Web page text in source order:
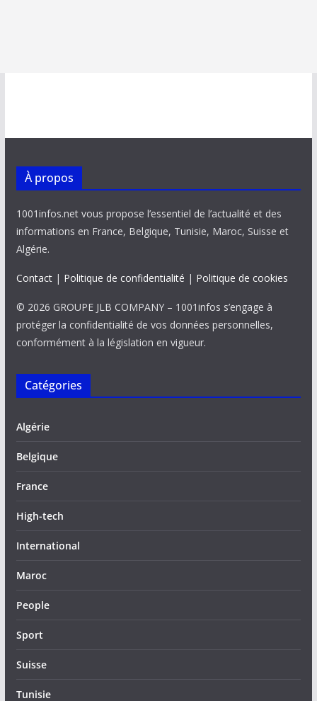
À propos
1001infos.net vous propose l’essentiel de l’actualité et des
informations en France, Belgique, Tunisie, Maroc, Suisse et
Algérie.
Contact| Politique de confidentialité | Politique de cookies
© 2026 GROUPE JLB COMPANY – 1001infos s’engage à
protéger la confidentialité de vos données personnelles,
conformément à la législation en vigueur.
Catégories
Algérie
Belgique
France
High-tech
International
Maroc
People
Sport
Suisse
Tunisie